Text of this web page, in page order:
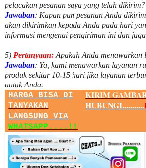
pelacakan pesanan saya yang telah dikirim?
Jawaban: Kapan pun pesanan Anda
akan dikirimkan kepada Anda pada hari
informasi mengenai pengiriman ini dan
5) Pertanyaan: Apakah Anda menawarkan
Jawaban: Ya, kami menawarkan layanan
produk sekitar 10-15 hari jika layanan
untuk Anda.
HARGA BISA DI
TANYAKAN
LANGSUNG VIA
WHATSAPP....!!
KIRIM
HUBUNGI...........